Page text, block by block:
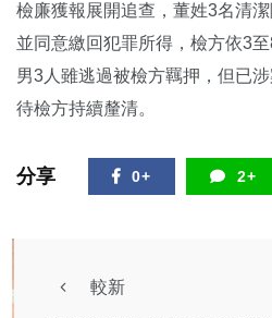
檢廉獲報展開追查，董姓3名清
並同意繳回犯罪所得，檢方依3
男3人雖逃過被檢方羈押，但已
待檢方持續釐清。
分享 0+ 2+
較新